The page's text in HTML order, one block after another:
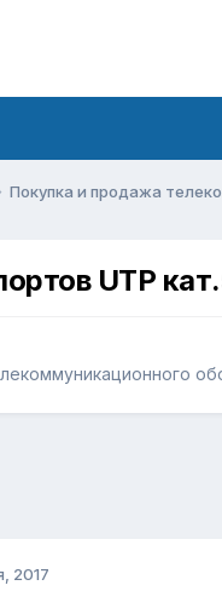
Покупка и продажа
UTP
2017